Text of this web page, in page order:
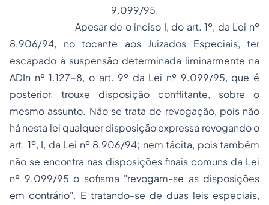
9.099/95.
Apesar de o inciso I, do art. 1º, da Lei nº
8.906/94, no tocante aos Juizados Especiais, ter
escapado à suspensão determinada liminarmente na
ADIn nº 1.127-8, o art. 9º da Lei nº 9.099/95, que é
posterior, trouxe disposição conflitante, sobre o
mesmo assunto. Não se trata de revogação, pois não
há nesta lei qualquer disposição expressa revogando o
art. 1º, I, da Lei nº 8.906/94; nem tácita, pois também
não se encontra nas disposições finais comuns da Lei
nº 9.099/95 o sofisma "revogam-se as disposições
em contrário". E tratando-se de duas leis especiais,